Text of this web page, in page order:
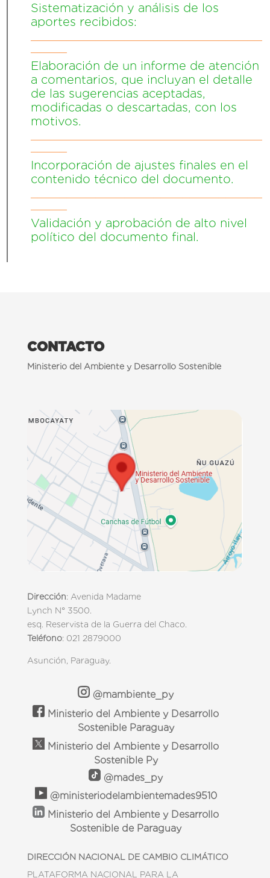
Sistematización y análisis de los
aportes recibidos:
Elaboración de un informe de atención
a comentarios, que incluyan el detalle
de las sugerencias aceptadas,
modificadas o descartadas, con los
motivos.
Incorporación de ajustes finales en el
contenido técnico del documento.
Validación y aprobación de alto nivel
político del documento final.
CONTACTO
Ministerio del Ambiente y Desarrollo Sostenible
Dirección: Avenida Madame
Lynch N° 3500.
esq. Reservista de la Guerra del Chaco.
Teléfono: 021 2879000
Asunción, Paraguay.
@mambiente_py
Ministerio del Ambiente y Desarrollo
Sostenible Paraguay
Ministerio del Ambiente y Desarrollo
Sostenible Py
@mades_py
@ministeriodelambientemades9510
Ministerio del Ambiente y Desarrollo
Sostenible de Paraguay
DIRECCIÓN NACIONAL DE CAMBIO CLIMÁTICO
PLATAFORMA NACIONAL PARA LA